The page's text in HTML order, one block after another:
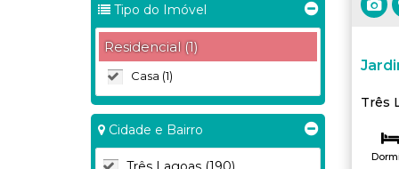
Tipo do Imóvel
Residencial (1)
Casa (1)
Cidade e Bairro
Três